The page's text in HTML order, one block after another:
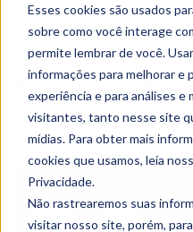
Esses cookies são usados
sobre como você interage
permite lembrar de você.
informações para melhorar e
experiência e para análises e
visitantes, tanto nesse site
mídias. Para obter mais
cookies que usamos, leia
Privacidade.
Não rastrearemos suas
visitar nosso site, porém,
Marketing Aunica
Marketing e IA:
insights do